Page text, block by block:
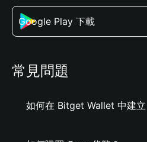
Google Play 下載
常見問題
如何在 Bitget Wallet 中建